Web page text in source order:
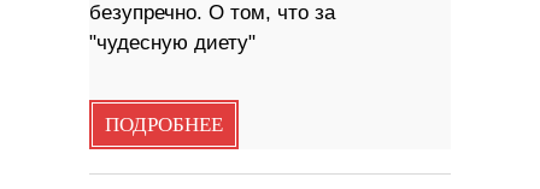
безупречно. О том, что за
"чудесную диету"
ПОДРОБНЕЕ